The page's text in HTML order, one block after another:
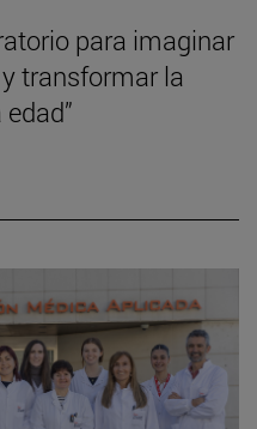
para imaginar
transformar la